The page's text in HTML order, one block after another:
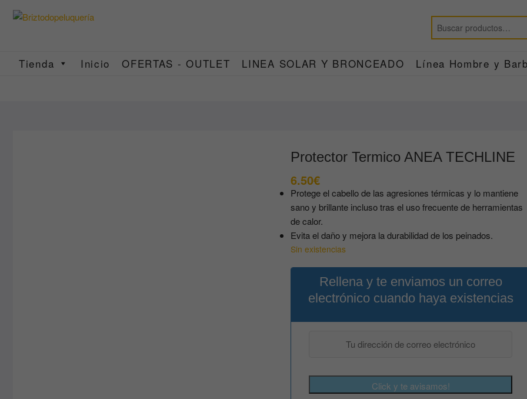
Tienda Inicio OFERTAS - OUTLET LINEA SOLAR Y BRONCEADO Línea Hombre y
Protector Termico ANEA TECHLINE
6.50€
Protege el cabello de las agresiones térmicas y lo mantiene
sano y brillante incluso tras el uso frecuente de herramientas
de calor.
Evita el daño y mejora la durabilidad de los peinados.
Sin existencias
Rellena y te enviamos un correo
electrónico cuando haya existencias
Click y te avisamos!